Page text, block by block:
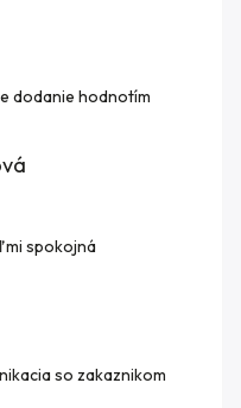
dodanie hodnotím
spokojná
so zakaznikom